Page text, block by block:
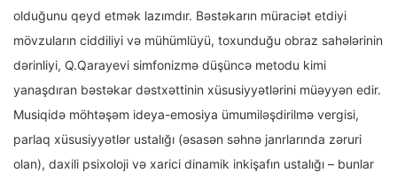
olduğunu qeyd etmək lazımdır. Bəstəkarın müraciət etdiyi
mövzuların ciddiliyi və mühümlüyü, toxunduğu obraz sahələrinin
dərinliyi, Q.Qarayevi simfonizmə düşüncə metodu kimi
yanaşdıran bəstəkar dəstxəttinin xüsusiyyətlərini müəyyən edir.
Musiqidə möhtəşəm ideya-emosiya ümumiləşdirilmə vergisi,
parlaq xüsusiyyətlər ustalığı (əsasən səhnə janrlarında zəruri
olan), daxili psixoloji və xarici dinamik inkişafın ustalığı – bunlar